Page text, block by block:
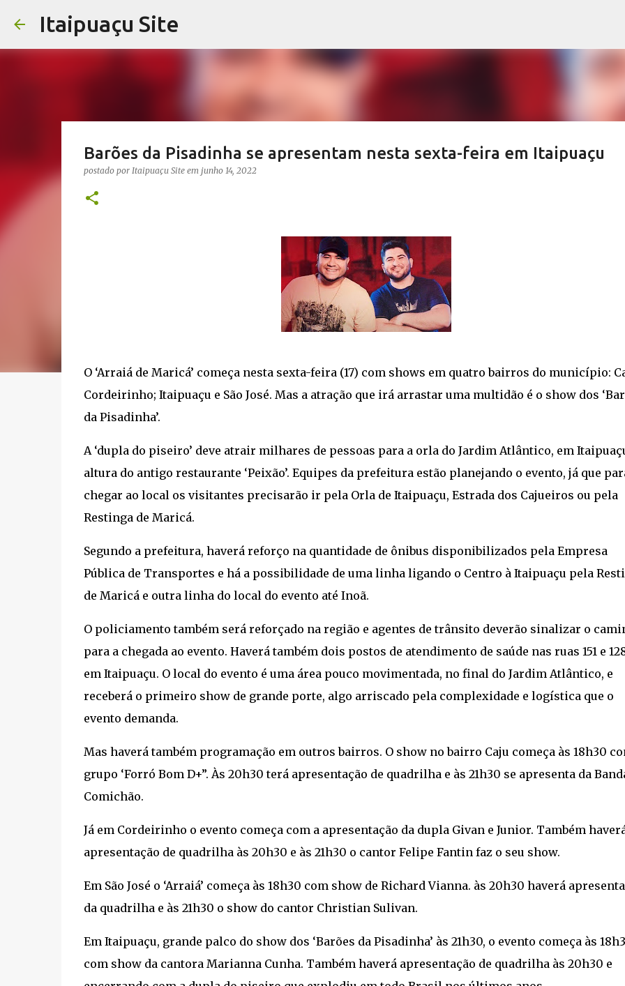
Itaipuaçu Site
Barões da Pisadinha se apresentam nesta sexta-feira em Itaipuaçu
postado por Itaipuaçu Site em junho 14, 2022
O ‘Arraiá de Maricá’ começa nesta sexta-feira (17) com shows em quatro bairros do município:
Cordeirinho; Itaipuaçu e São José. Mas a atração que irá arrastar uma multidão é o show dos
da Pisadinha’.
A ‘dupla do piseiro’ deve atrair milhares de pessoas para a orla do Jardim Atlântico, em
altura do antigo restaurante ‘Peixão’. Equipes da prefeitura estão planejando o evento, já que
chegar ao local os visitantes precisarão ir pela Orla de Itaipuaçu, Estrada dos Cajueiros ou pela
Restinga de Maricá.
Segundo a prefeitura, haverá reforço na quantidade de ônibus disponibilizados pela Empresa
Pública de Transportes e há a possibilidade de uma linha ligando o Centro à Itaipuaçu pela
de Maricá e outra linha do local do evento até Inoã.
O policiamento também será reforçado na região e agentes de trânsito deverão sinalizar o
para a chegada ao evento. Haverá também dois postos de atendimento de saúde nas ruas 151 e
em Itaipuaçu. O local do evento é uma área pouco movimentada, no final do Jardim Atlântico, e
receberá o primeiro show de grande porte, algo arriscado pela complexidade e logística que o
evento demanda.
Mas haverá também programação em outros bairros. O show no bairro Caju começa às 18h30
grupo ‘Forró Bom D+”. Às 20h30 terá apresentação de quadrilha e às 21h30 se apresenta da
Comichão.
Já em Cordeirinho o evento começa com a apresentação da dupla Givan e Junior. Também
apresentação de quadrilha às 20h30 e às 21h30 o cantor Felipe Fantin faz o seu show.
Em São José o ‘Arraiá’ começa às 18h30 com show de Richard Vianna. às 20h30 haverá
da quadrilha e às 21h30 o show do cantor Christian Sulivan.
Em Itaipuaçu, grande palco do show dos ‘Barões da Pisadinha’ às 21h30, o evento começa às
com show da cantora Marianna Cunha. Também haverá apresentação de quadrilha às 20h30 e